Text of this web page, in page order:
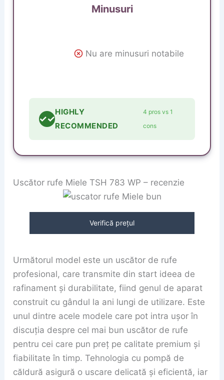
Minusuri
Nu are minusuri notabile
✓✓
HIGHLY
RECOMMENDED
4 pros vs 1
cons
Uscător rufe Miele TSH 783 WP – recenzie
Verifică prețul
Următorul model este un uscător de rufe
profesional, care transmite din start ideea de
rafinament și durabilitate, fiind genul de aparat
construit cu gândul la ani lungi de utilizare. Este
unul dintre acele modele care pot intra ușor în
discuția despre cel mai bun uscător de rufe
pentru cei care pun preț pe calitate premium și
fiabilitate în timp. Tehnologia cu pompă de
căldură asigură o uscare delicată și eficientă, iar